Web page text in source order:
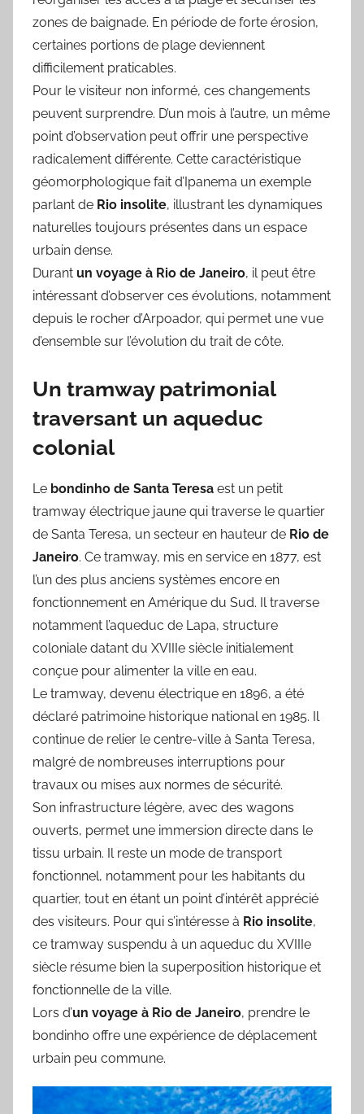
zones de baignade. En période de forte érosion,
certaines portions de plage deviennent
difficilement praticables.
Pour le visiteur non informé, ces changements
peuvent surprendre. D’un mois à l’autre, un même
point d’observation peut offrir une perspective
radicalement différente. Cette caractéristique
géomorphologique fait d’Ipanema un exemple
parlant de Rio insolite, illustrant les dynamiques
naturelles toujours présentes dans un espace
urbain dense.
Durant un voyage à Rio de Janeiro, il peut être
intéressant d’observer ces évolutions, notamment
depuis le rocher d’Arpoador, qui permet une vue
d’ensemble sur l’évolution du trait de côte.
Un tramway patrimonial
traversant un aqueduc
colonial
Le bondinho de Santa Teresa est un petit
tramway électrique jaune qui traverse le quartier
de Santa Teresa, un secteur en hauteur de Rio de
Janeiro. Ce tramway, mis en service en 1877, est
l’un des plus anciens systèmes encore en
fonctionnement en Amérique du Sud. Il traverse
notamment l’aqueduc de Lapa, structure
coloniale datant du XVIIIe siècle initialement
conçue pour alimenter la ville en eau.
Le tramway, devenu électrique en 1896, a été
déclaré patrimoine historique national en 1985. Il
continue de relier le centre-ville à Santa Teresa,
malgré de nombreuses interruptions pour
travaux ou mises aux normes de sécurité.
Son infrastructure légère, avec des wagons
ouverts, permet une immersion directe dans le
tissu urbain. Il reste un mode de transport
fonctionnel, notamment pour les habitants du
quartier, tout en étant un point d’intérêt apprécié
des visiteurs. Pour qui s’intéresse à Rio insolite,
ce tramway suspendu à un aqueduc du XVIIIe
siècle résume bien la superposition historique et
fonctionnelle de la ville.
Lors d’un voyage à Rio de Janeiro, prendre le
bondinho offre une expérience de déplacement
urbain peu commune.